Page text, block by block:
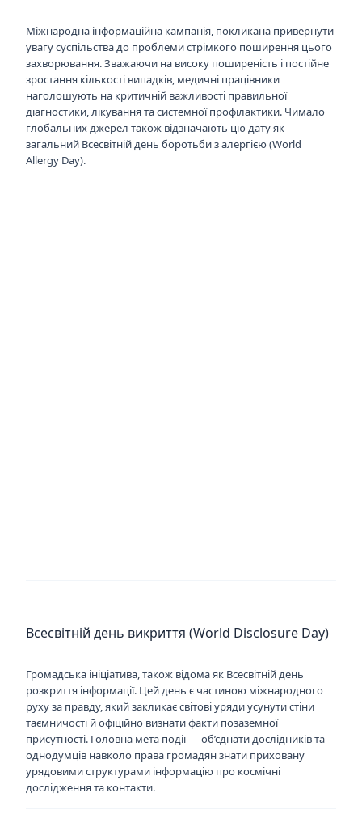
Міжнародна інформаційна кампанія, покликана привернути
увагу суспільства до проблеми стрімкого поширення цього
захворювання. Зважаючи на високу поширеність і постійне
зростання кількості випадків, медичні працівники
наголошують на критичній важливості правильної
діагностики, лікування та системної профілактики. Чимало
глобальних джерел також відзначають цю дату як
загальний Всесвітній день боротьби з алергією (World
Allergy Day).
Всесвітній день викриття (World Disclosure Day)
Громадська ініціатива, також відома як Всесвітній день
розкриття інформації. Цей день є частиною міжнародного
руху за правду, який закликає світові уряди усунути стіни
таємничості й офіційно визнати факти позаземної
присутності. Головна мета події — об’єднати дослідників та
однодумців навколо права громадян знати приховану
урядовими структурами інформацію про космічні
дослідження та контакти.